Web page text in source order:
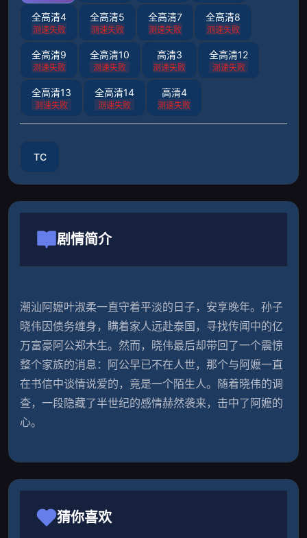
全高清4
测速失败
全高清5
测速失败
全高清7
测速失败
全高清8
测速失败
全高清9
测速失败
全高清10
测速失败
高清3
测速失败
全高清12
测速失败
全高清13
测速失败
全高清14
测速失败
高清4
测速失败
TC
剧情简介
潮汕阿嬷叶淑柔一直守着平淡的日子，安享晚年。孙子
晓伟因债务缠身，瞒着家人远赴泰国，寻找传闻中的亿
万富豪阿公郑木生。然而，晓伟最后却带回了一个震惊
整个家族的消息：阿公早已不在人世，那个与阿嬷一直
在书信中谈情说爱的，竟是一个陌生人。随着晓伟的调
查，一段隐藏了半世纪的感情赫然袭来，击中了阿嬷的
心。
猜你喜欢